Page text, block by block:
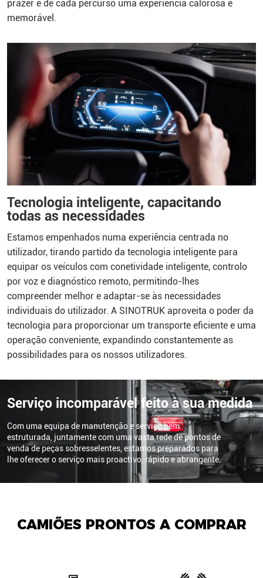
prazer e de cada percurso uma experiência calorosa e
memorável.
Tecnologia inteligente, capacitando
todas as necessidades
Estamos empenhados numa experiência centrada no
utilizador, tirando partido da tecnologia inteligente para
equipar os veículos com conetividade inteligente, controlo
por voz e diagnóstico remoto, permitindo-lhes
compreender melhor e adaptar-se às necessidades
individuais do utilizador. A SINOTRUK aproveita o poder da
tecnologia para proporcionar um transporte eficiente e uma
operação conveniente, expandindo constantemente as
possibilidades para os nossos utilizadores.
Serviço incomparável feito à sua medida
Com uma equipa de manutenção e serviço bem
estruturada, juntamente com uma vasta rede de pontos de
venda de peças sobresselentes, estamos preparados para
lhe oferecer o serviço mais proactivo, rápido e abrangente.
CAMIÕES PRONTOS A COMPRAR